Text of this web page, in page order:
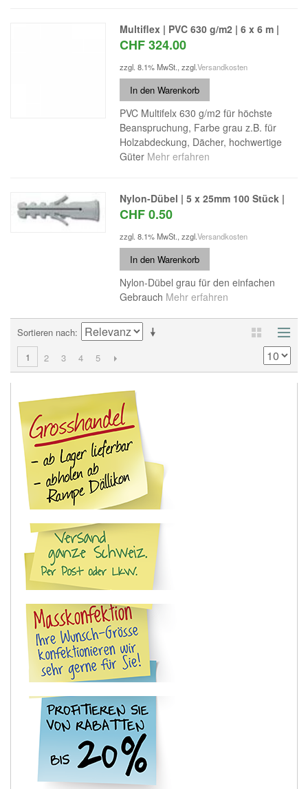
Multiflex | PVC 630 g/m2 | 6 x 6 m |
CHF 324.00
zzgl. 8.1% MwSt.,zzgl.Versandkosten
In den Warenkorb
PVC Multifelx 630 g/m2 für höchste
Beanspruchung, Farbe grau z.B. für
Holzabdeckung, Dächer, hochwertige
Güter Mehr erfahren
Nylon-Dübel | 5 x 25mm 100 Stück |
CHF 0.50
zzgl. 8.1% MwSt.,zzgl.Versandkosten
In den Warenkorb
Nylon-Dübel grau für den einfachen
Gebrauch Mehr erfahren
Sortieren nach
1
2 3 4 5